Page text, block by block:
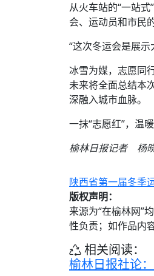
从火车站的“一站
会、运动员和市民
“这次冬运会是展
冰雪为媒，志愿同
未来将全面总结本
深融入城市血脉。
一抹“志愿红”，温
榆林日报记者 杨
陕西省第一届冬季
版权声明：
来源为“在榆林网”
性负责；如作品内
相关阅读：
榆林日报社论